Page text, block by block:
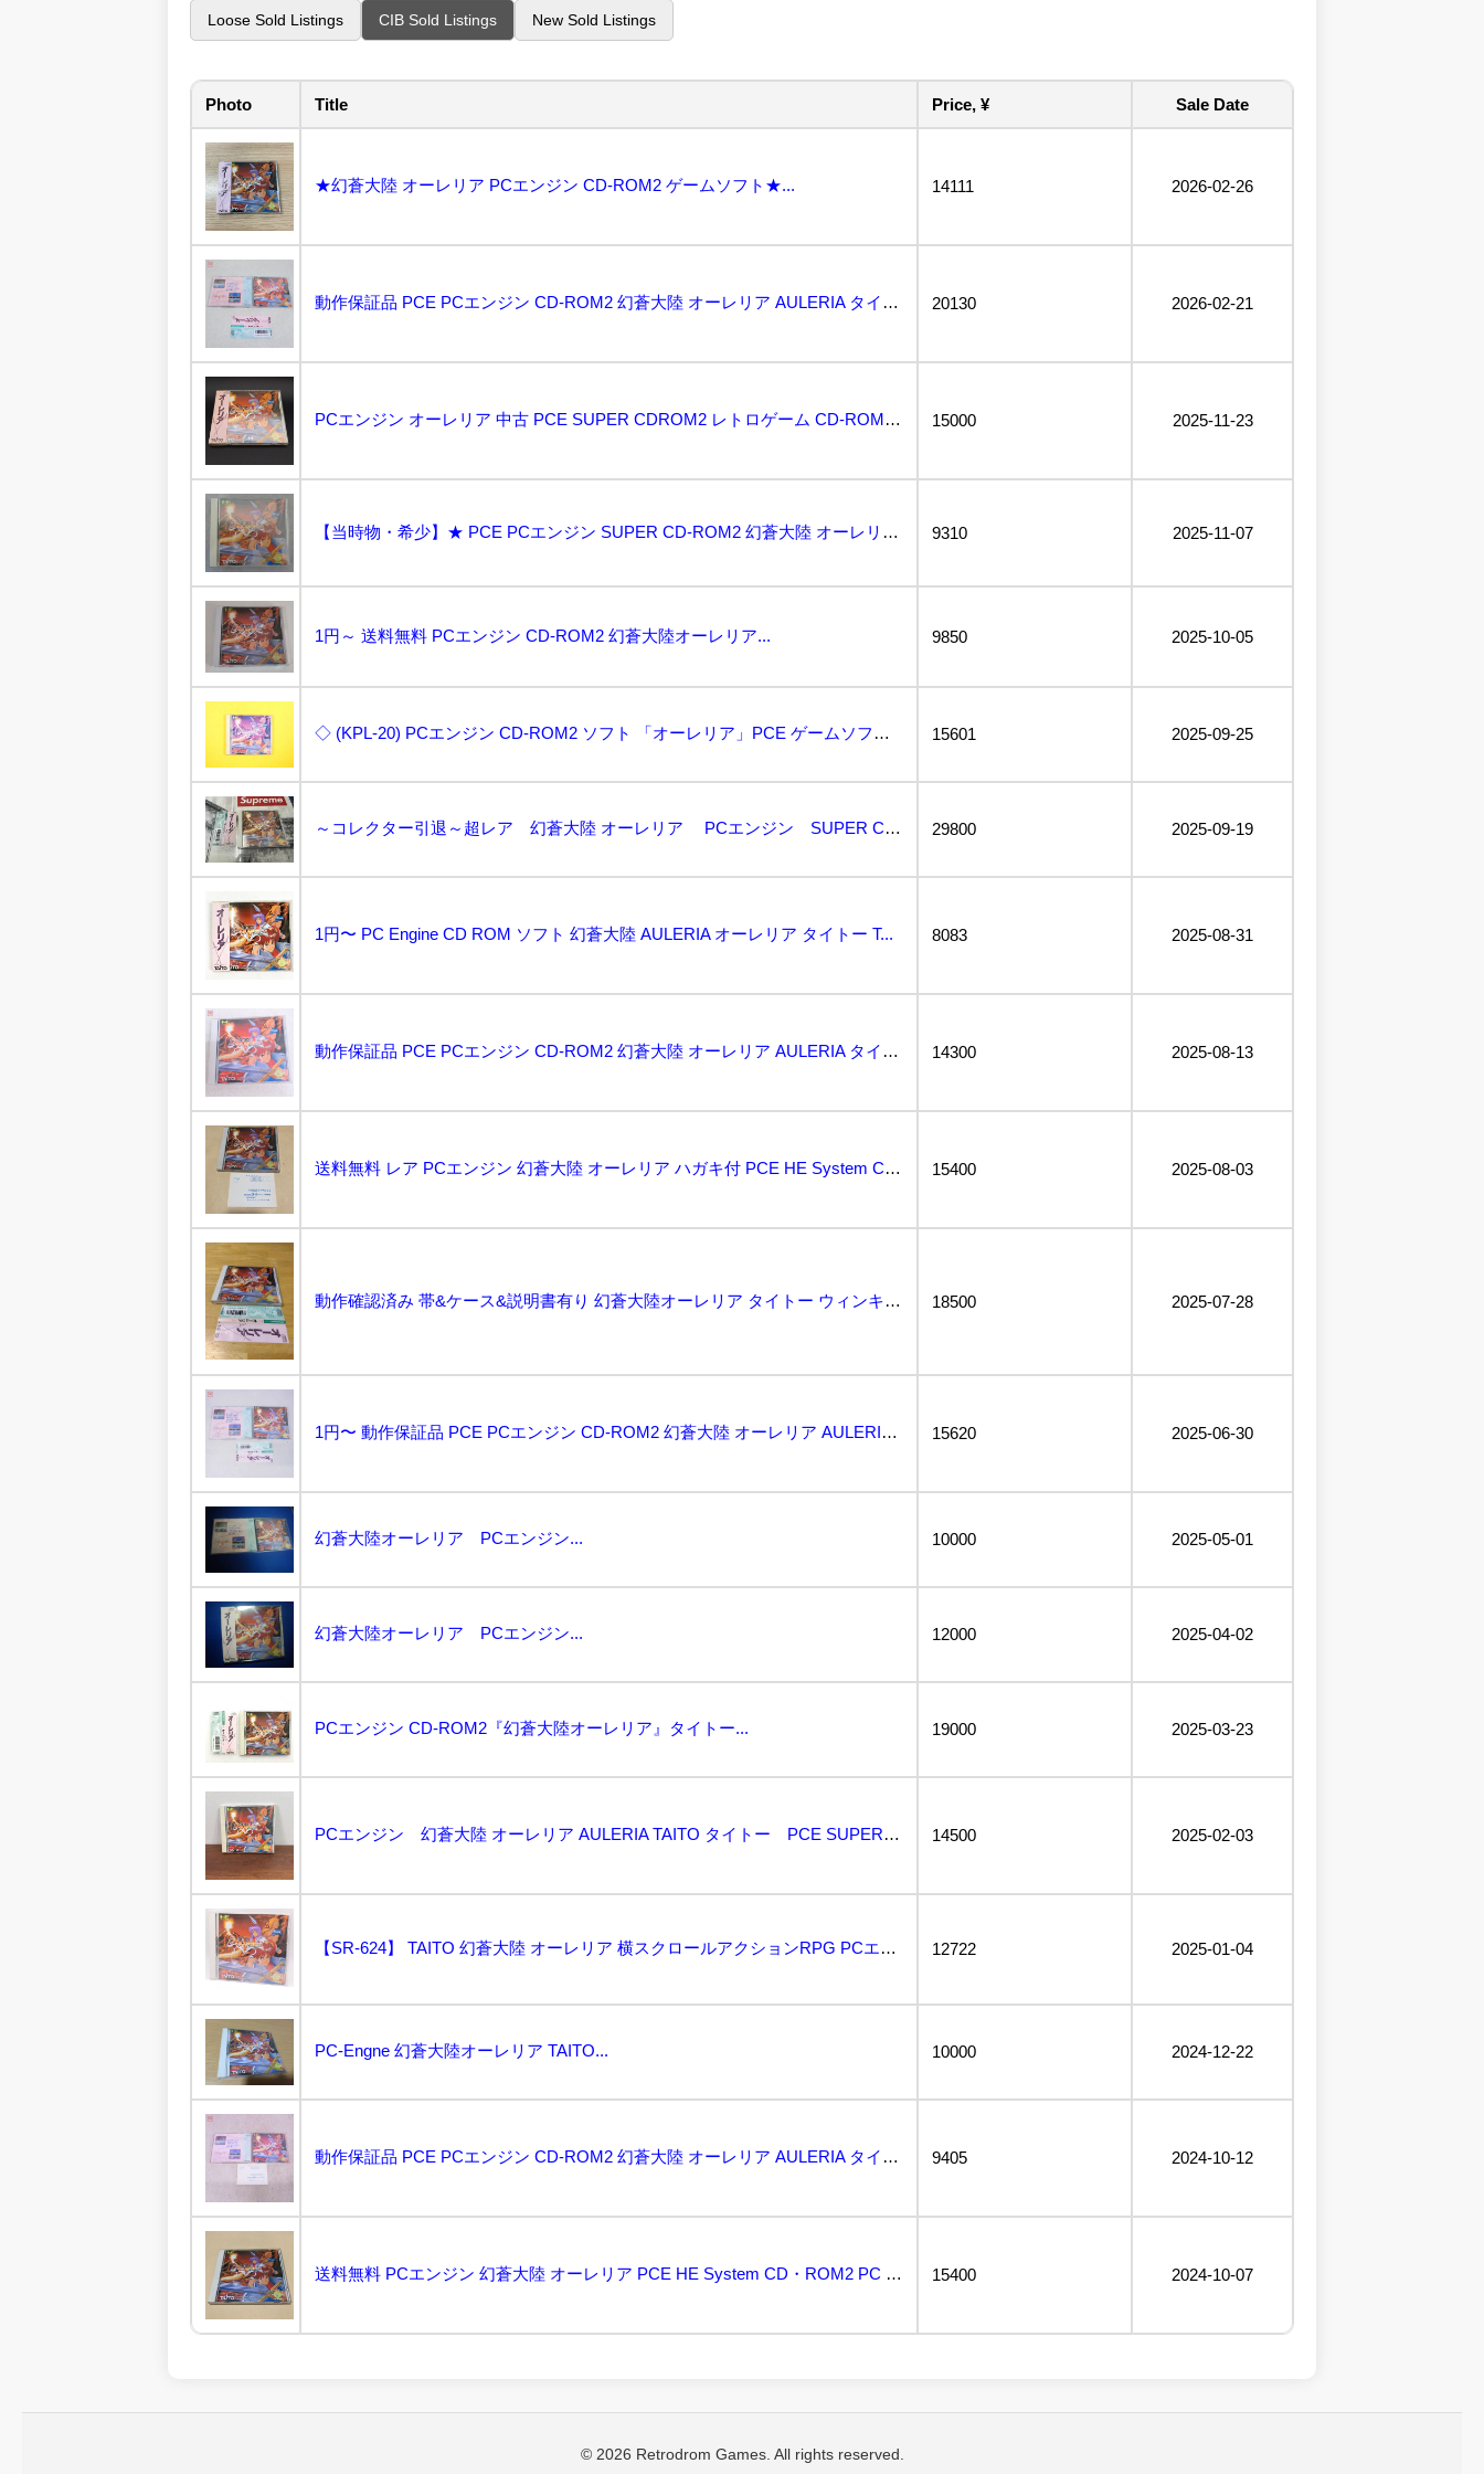
Loose Sold Listings CIB Sold Listings New Sold Listings
Photo Title Price, ¥ Sale Date
★幻蒼大陸 オーレリア PCエンジン CD-ROM2 ゲームソフト★... 14111 2026-02-26
動作保証品 PCE PCエンジン CD-ROM2 幻蒼大陸 オーレリア AULERIA タイトー T... 20130 2026-02-21
PCエンジン オーレリア 中古 PCE SUPER CDROM2 レトロゲーム CD-ROM2 タイ... 15000 2025-11-23
【当時物・希少】★ PCE PCエンジン SUPER CD-ROM2 幻蒼大陸 オーレリア AULE... 9310 2025-11-07
1円～ 送料無料 PCエンジン CD-ROM2 幻蒼大陸オーレリア... 9850 2025-10-05
◇ (KPL-20) PCエンジン CD-ROM2 ソフト 「オーレリア」PCE ゲームソフト※動作... 15601 2025-09-25
～コレクター引退～超レア 幻蒼大陸 オーレリア PCエンジン SUPER CD-ROM 状態美品 ... 29800 2025-09-19
1円〜 PC Engine CD ROM ソフト 幻蒼大陸 AULERIA オーレリア タイトー T... 8083 2025-08-31
動作保証品 PCE PCエンジン CD-ROM2 幻蒼大陸 オーレリア AULERIA タイトー T... 14300 2025-08-13
送料無料 レア PCエンジン 幻蒼大陸 オーレリア ハガキ付 PCE HE System CD・RO... 15400 2025-08-03
動作確認済み 帯&ケース&説明書有り 幻蒼大陸オーレリア タイトー ウィンキーソフト PCエンジン ... 18500 2025-07-28
1円〜 動作保証品 PCE PCエンジン CD-ROM2 幻蒼大陸 オーレリア AULERIA タイ... 15620 2025-06-30
幻蒼大陸オーレリア PCエンジン... 10000 2025-05-01
幻蒼大陸オーレリア PCエンジン... 12000 2025-04-02
PCエンジン CD-ROM2『幻蒼大陸オーレリア』タイトー... 19000 2025-03-23
PCエンジン 幻蒼大陸 オーレリア AULERIA TAITO タイトー PCE SUPER CD-... 14500 2025-02-03
【SR-624】 TAITO 幻蒼大陸 オーレリア 横スクロールアクションRPG PCエンジン レト... 12722 2025-01-04
PC-Engne 幻蒼大陸オーレリア TAITO... 10000 2024-12-22
動作保証品 PCE PCエンジン CD-ROM2 幻蒼大陸 オーレリア AULERIA タイトー T... 9405 2024-10-12
送料無料 PCエンジン 幻蒼大陸 オーレリア PCE HE System CD・ROM2 PC En... 15400 2024-10-07
© 2026 Retrodrom Games. All rights reserved.